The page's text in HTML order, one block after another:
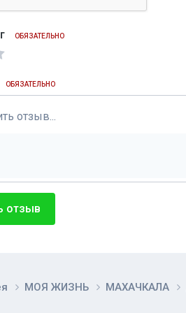
ОБЯЗАТЕЛЬНО
ОБЯЗАТЕЛЬНО
отзыв...
отзыв
МОЯ ЖИЗНЬ МАХАЧКАЛА